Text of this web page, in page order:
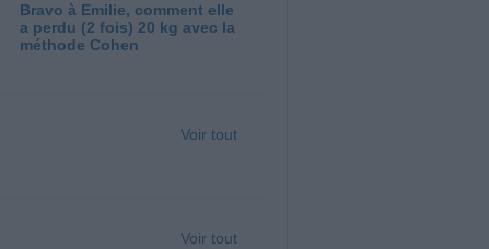
Bravo à Emilie, comment elle
a perdu (2 fois) 20 kg avec la
méthode Cohen
Voir tout
Voir tout